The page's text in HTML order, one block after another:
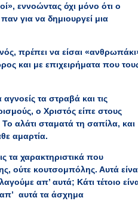
εννοώντας όχι μόνο ότι ο
για να δημιουργεί μια
πρέπει να είσαι
και με επιχειρήματα που
τα στραβά και τις
ο Χριστός είπε στους
Το αλάτι σταματά τη σαπίλα, και
αμαρτία.
τα χαρακτηριστικά που
ούτε κουτσομπόλης. Αυτά
απ’ αυτά; Κάτι τέτοιο
αυτά τα άσχημα